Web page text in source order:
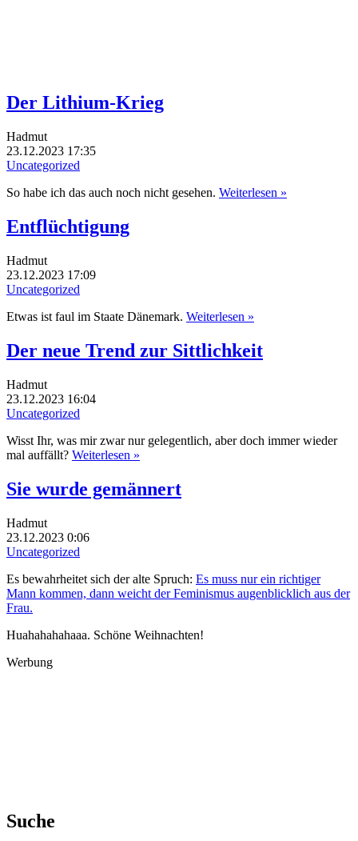
Der Lithium-Krieg
Hadmut
23.12.2023 17:35
Uncategorized
So habe ich das auch noch nicht gesehen. Weiterlesen »
Entflüchtigung
Hadmut
23.12.2023 17:09
Uncategorized
Etwas ist faul im Staate Dänemark. Weiterlesen »
Der neue Trend zur Sittlichkeit
Hadmut
23.12.2023 16:04
Uncategorized
Wisst Ihr, was mir zwar nur gelegentlich, aber doch immer wieder
mal auffällt? Weiterlesen »
Sie wurde gemännert
Hadmut
23.12.2023 0:06
Uncategorized
Es bewahrheitet sich der alte Spruch: Es muss nur ein richtiger
Mann kommen, dann weicht der Feminismus augenblicklich aus der
Frau.
Huahahahahaaa. Schöne Weihnachten!
Werbung
Suche